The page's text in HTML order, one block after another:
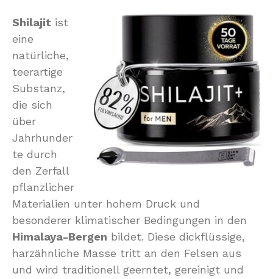
Shilajit ist
eine
natürliche,
teerartige
Substanz,
die sich
über
Jahrhunder
te durch
den Zerfall
pflanzlicher
Materialien unter hohem Druck und
besonderer klimatischer Bedingungen in den
Himalaya-Bergen bildet. Diese dickflüssige,
harzähnliche Masse tritt an den Felsen aus
und wird traditionell geerntet, gereinigt und